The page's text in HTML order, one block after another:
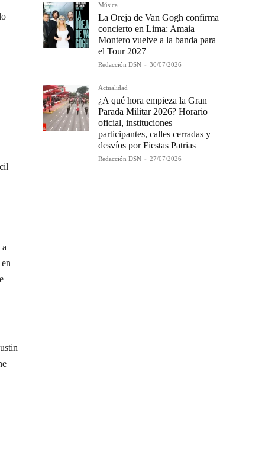
Música
La Oreja de Van Gogh confirma
concierto en Lima: Amaia
Montero vuelve a la banda para
el Tour 2027
Redacción DSN - 30/07/2026
Actualidad
¿A qué hora empieza la Gran
Parada Militar 2026? Horario
oficial, instituciones
participantes, calles cerradas y
desvíos por Fiestas Patrias
Redacción DSN - 27/07/2026